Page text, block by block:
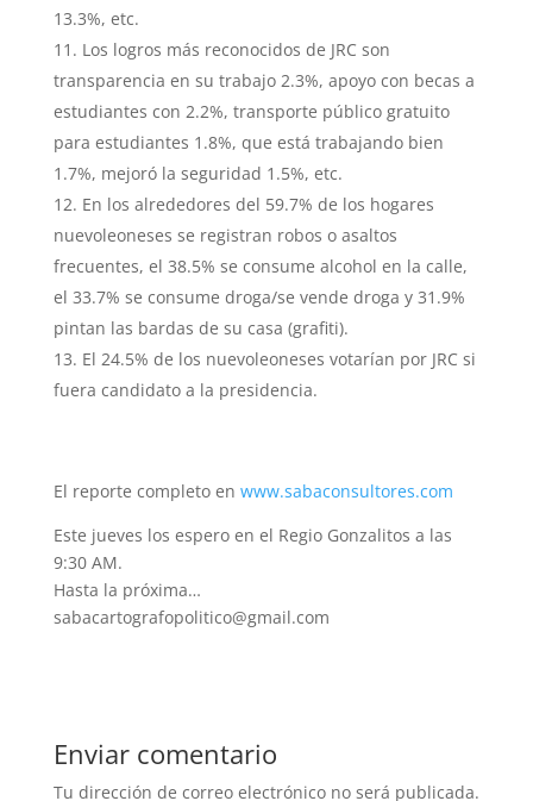
13.3%, etc.
Los logros más reconocidos de JRC son
transparencia en su trabajo 2.3%, apoyo con becas a
estudiantes con 2.2%, transporte público gratuito
para estudiantes 1.8%, que está trabajando bien
1.7%, mejoró la seguridad 1.5%, etc.
En los alrededores del 59.7% de los hogares
nuevoleoneses se registran robos o asaltos
frecuentes, el 38.5% se consume alcohol en la calle,
el 33.7% se consume droga/se vende droga y 31.9%
pintan las bardas de su casa (grafiti).
El 24.5% de los nuevoleoneses votarían por JRC si
fuera candidato a la presidencia.
El reporte completo en www.sabaconsultores.com
Este jueves los espero en el Regio Gonzalitos a las
9:30 AM.
Hasta la próxima…
sabacartografopolitico@gmail.com
Enviar comentario
Tu dirección de correo electrónico no será publicada.